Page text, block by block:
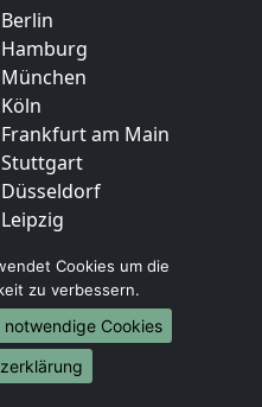
am Main
Nürnberg
Cookies um die
zu verbessern.
notwendige Cookies